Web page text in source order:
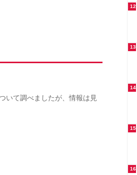
いて調べましたが、情報は見
12
13
14
15
16